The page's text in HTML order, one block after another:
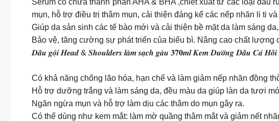
mụn, hỗ trợ điều trị thâm mụn, cải thiện đáng kể các nếp nhăn li ti
Giúp da sản sinh các tế bào mới và cải thiện bề mặt da làm sáng
Bảo vệ, tăng cường sự phát triển của biểu bì. Nâng cao chất lượng
𝑫𝒂̂̀𝒖 𝒈𝒐̣̂𝒊 𝑯𝒆𝒂𝒅 & 𝑺𝒉𝒐𝒖𝒍𝒅𝒆𝒓𝒔 𝒍𝒂̀𝒎 𝒔𝒂̣𝒄𝒉 𝒈𝒂̀𝒖 𝟑𝟕𝟎𝒎𝒍 𝑲𝒆𝒎 𝑫𝒖̛𝒐̛̃𝒏𝒈 𝑫𝒂̂̀𝒖 𝑪𝒂́ 𝑯𝒐̂̀𝒊
Có khả năng chống lão hóa, hạn chế và làm giảm nếp nhăn đồng
Hỗ trợ dưỡng trắng và làm sáng da, đều màu da giúp làn da tươi
Ngăn ngừa mụn và hỗ trợ làm dịu các thâm do mụn gây ra.
Có thể dùng như kem mắt: làm mờ quầng thâm mắt và giảm nết